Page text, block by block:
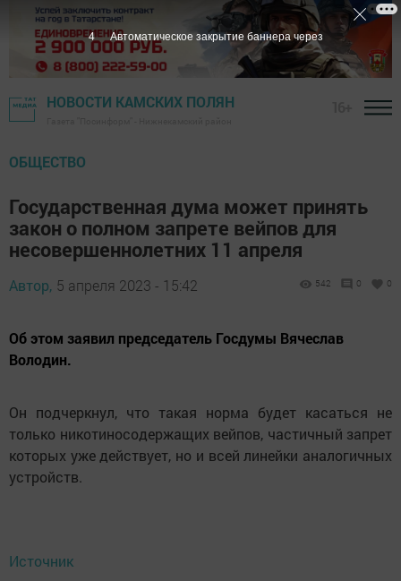
НОВОСТИ КАМСКИХ ПОЛЯН
ОБЩЕСТВО
Государственная дума может принять
закон о полном запрете вейпов для
несовершеннолетних 11 апреля
Автор, 5 апреля 2023 - 15:42 542 0 0
Об этом заявил председатель Госдумы Вячеслав
Володин.
Он подчеркнул, что такая норма будет касаться не
только никотиносодержащих вейпов, частичный запрет
которых уже действует, но и всей линейки аналогичных
устройств.
Источник
3 Автоматическое закрытие баннера через